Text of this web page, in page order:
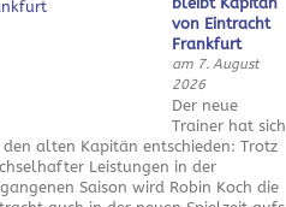
von Eintracht
Frankfurt
am 7. August
2026
Der neue
Trainer hat sich
alten Kapitän entschieden: Trotz
Leistungen in der
Saison wird Robin Koch die